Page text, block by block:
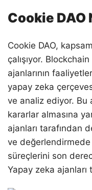
Cookie DAO
Cookie DAO,
çalışıyor.
ajanlarının
yapay zeka
ve analiz ediyor. Bu
kararlar almasına
ajanları tarafından
ve değerlendirmede
süreçlerini son
Yapay zeka